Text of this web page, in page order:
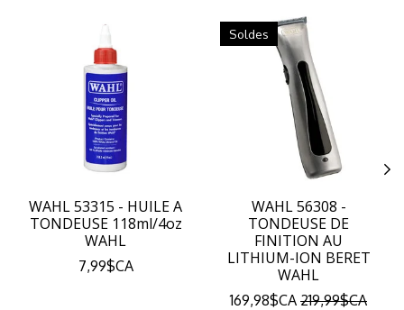
Articles du carrousel de produits
WAHL 53315 - HUILE A
TONDEUSE 118ml/4oz
WAHL
7,99$CA
Soldes
WAHL 56308 -
TONDEUSE DE
FINITION AU
LITHIUM-ION BERET
WAHL
169,98$CA 219,99$CA